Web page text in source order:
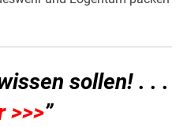
sollen! . . .
>>>”